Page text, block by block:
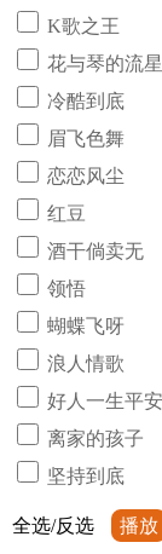
K歌之王
花与琴的流星
冷酷到底
眉飞色舞
恋恋风尘
红豆
酒干倘卖无
领悟
蝴蝶飞呀
浪人情歌
好人一生平安
离家的孩子
坚持到底
全选/反选 播放